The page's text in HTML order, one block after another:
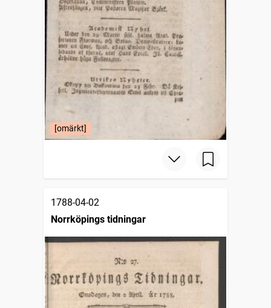
[omärkt]
1788-04-02
Norrköpings tidningar